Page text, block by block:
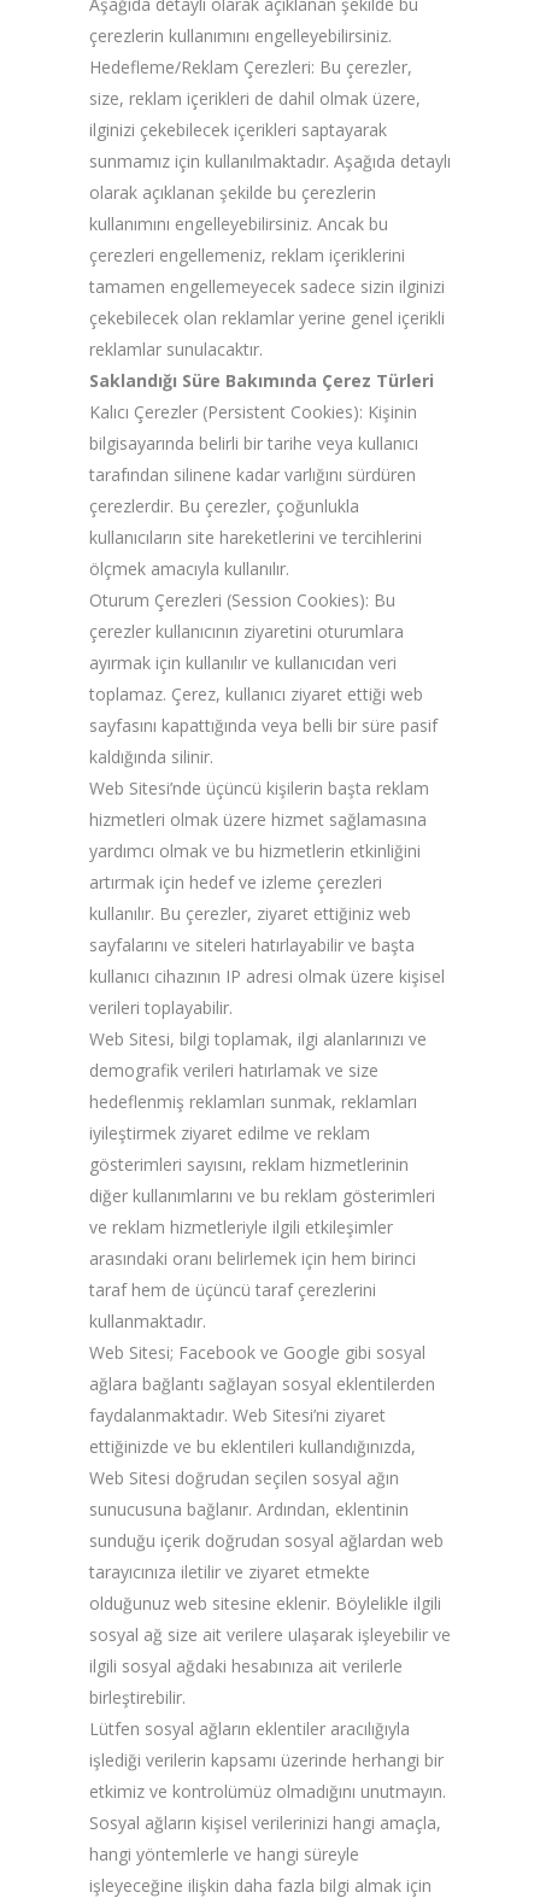
çerezlerin kullanımını engelleyebilirsiniz.
Hedefleme/Reklam Çerezleri: Bu çerezler,
size, reklam içerikleri de dahil olmak üzere,
ilginizi çekebilecek içerikleri saptayarak
sunmamız için kullanılmaktadır. Aşağıda detaylı
olarak açıklanan şekilde bu çerezlerin
kullanımını engelleyebilirsiniz. Ancak bu
çerezleri engellemeniz, reklam içeriklerini
tamamen engellemeyecek sadece sizin ilginizi
çekebilecek olan reklamlar yerine genel içerikli
reklamlar sunulacaktır.
Saklandığı Süre Bakımında Çerez Türleri
Kalıcı Çerezler (Persistent Cookies): Kişinin
bilgisayarında belirli bir tarihe veya kullanıcı
tarafından silinene kadar varlığını sürdüren
çerezlerdir. Bu çerezler, çoğunlukla
kullanıcıların site hareketlerini ve tercihlerini
ölçmek amacıyla kullanılır.
Oturum Çerezleri (Session Cookies): Bu
çerezler kullanıcının ziyaretini oturumlara
ayırmak için kullanılır ve kullanıcıdan veri
toplamaz. Çerez, kullanıcı ziyaret ettiği web
sayfasını kapattığında veya belli bir süre pasif
kaldığında silinir.
Web Sitesi’nde üçüncü kişilerin başta reklam
hizmetleri olmak üzere hizmet sağlamasına
yardımcı olmak ve bu hizmetlerin etkinliğini
artırmak için hedef ve izleme çerezleri
kullanılır. Bu çerezler, ziyaret ettiğiniz web
sayfalarını ve siteleri hatırlayabilir ve başta
kullanıcı cihazının IP adresi olmak üzere kişisel
verileri toplayabilir.
Web Sitesi, bilgi toplamak, ilgi alanlarınızı ve
demografik verileri hatırlamak ve size
hedeflenmiş reklamları sunmak, reklamları
iyileştirmek ziyaret edilme ve reklam
gösterimleri sayısını, reklam hizmetlerinin
diğer kullanımlarını ve bu reklam gösterimleri
ve reklam hizmetleriyle ilgili etkileşimler
arasındaki oranı belirlemek için hem birinci
taraf hem de üçüncü taraf çerezlerini
kullanmaktadır.
Web Sitesi; Facebook ve Google gibi sosyal
ağlara bağlantı sağlayan sosyal eklentilerden
faydalanmaktadır. Web Sitesi’ni ziyaret
ettiğinizde ve bu eklentileri kullandığınızda,
Web Sitesi doğrudan seçilen sosyal ağın
sunucusuna bağlanır. Ardından, eklentinin
sunduğu içerik doğrudan sosyal ağlardan web
tarayıcınıza iletilir ve ziyaret etmekte
olduğunuz web sitesine eklenir. Böylelikle ilgili
sosyal ağ size ait verilere ulaşarak işleyebilir ve
ilgili sosyal ağdaki hesabınıza ait verilerle
birleştirebilir.
Lütfen sosyal ağların eklentiler aracılığıyla
işlediği verilerin kapsamı üzerinde herhangi bir
etkimiz ve kontrolümüz olmadığını unutmayın.
Sosyal ağların kişisel verilerinizi hangi amaçla,
hangi yöntemlerle ve hangi süreyle
işleyeceğine ilişkin daha fazla bilgi almak için